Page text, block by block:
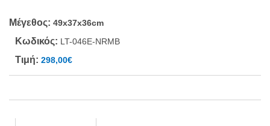
Μέγεθος: 49x37x36cm
Κωδικός: LT-046E-NRMB
Τιμή: 298,00€